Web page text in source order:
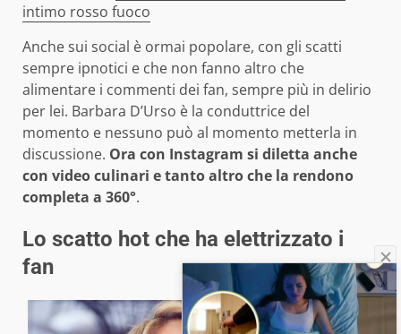
intimo rosso fuoco
Anche sui social è ormai popolare, con gli scatti
sempre ipnotici e che non fanno altro che
alimentare i commenti dei fan, sempre più in delirio
per lei. Barbara D’Urso è la conduttrice del
momento e nessuno può al momento metterla in
discussione. Ora con Instagram si diletta anche
con video culinari e tanto altro che la rendono
completa a 360°.
Lo scatto hot che ha elettrizzato i
fan